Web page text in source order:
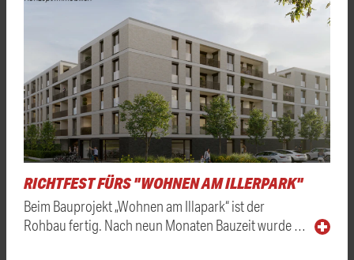
RICHTFEST FÜRS "WOHNEN AM ILLERPARK"
Beim Bauprojekt „Wohnen am Illapark“ ist der
Rohbau fertig. Nach neun Monaten Bauzeit wurde …